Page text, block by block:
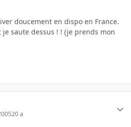
doucement en dispo en France.
saute dessus ! ! (je prends mon
20 a